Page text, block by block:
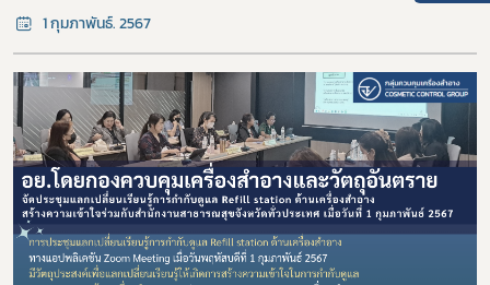
1 กุมภาพันธ์. 2567